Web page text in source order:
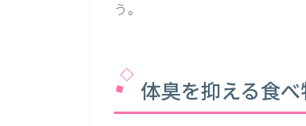
う。
体臭を抑える食